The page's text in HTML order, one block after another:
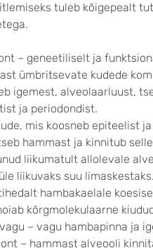
tuleb kõigepealt
– geneetiliselt ja
ümbritsevate kudede
igemest, alveolaarluust,
ja periodondist.
mis koosneb epiteelist
hammast ja kinnitub
liikumatult allolevale
liikuvaks suu
hambakaelale
kõrgmolekulaarne
– vagu hambapinna ja
– hammast alveooli